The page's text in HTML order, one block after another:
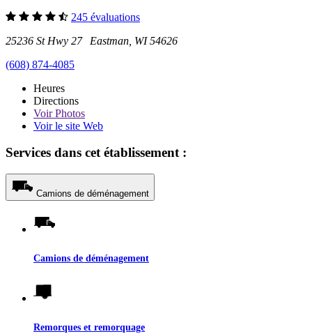
245 évaluations
25236 St Hwy 27 Eastman, WI 54626
(608) 874-4085
Heures
Directions
VoirPhotos
Voir le site Web
Services dans cet établissement :
Camions de déménagement
Camions de déménagement
Remorques et remorquage